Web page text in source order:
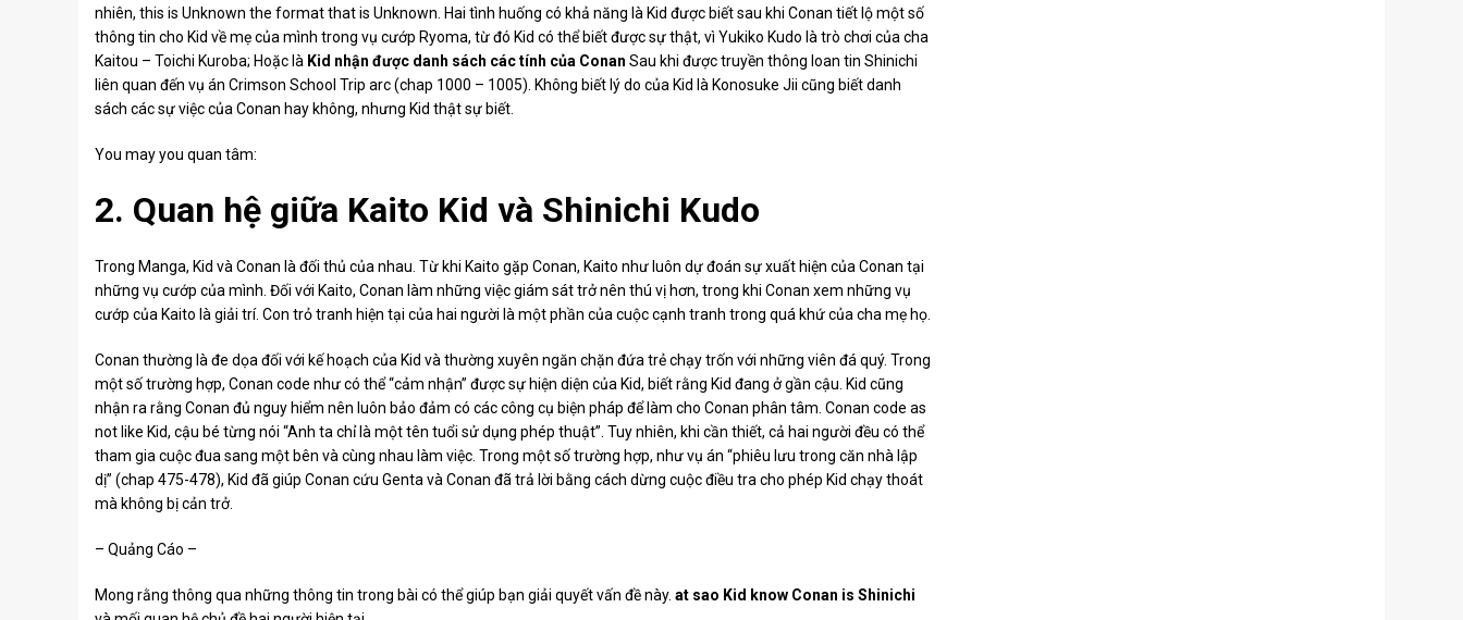
nhiên, this is Unknown the format that is Unknown. Hai tình huống có khả năng là Kid được biết sau khi Conan tiết lộ một số
thông tin cho Kid về mẹ của mình trong vụ cướp Ryoma, từ đó Kid có thể biết được sự thật, vì Yukiko Kudo là trò chơi của cha
Kaitou – Toichi Kuroba; Hoặc là Kid nhận được danh sách các tính của Conan Sau khi được truyền thông loan tin Shinichi
liên quan đến vụ án Crimson School Trip arc (chap 1000 – 1005). Không biết lý do của Kid là Konosuke Jii cũng biết danh
sách các sự việc của Conan hay không, nhưng Kid thật sự biết.
You may you quan tâm:
2. Quan hệ giữa Kaito Kid và Shinichi Kudo
Trong Manga, Kid và Conan là đối thủ của nhau. Từ khi Kaito gặp Conan, Kaito như luôn dự đoán sự xuất hiện của Conan tại
những vụ cướp của mình. Đối với Kaito, Conan làm những việc giám sát trở nên thú vị hơn, trong khi Conan xem những vụ
cướp của Kaito là giải trí. Con trỏ tranh hiện tại của hai người là một phần của cuộc cạnh tranh trong quá khứ của cha mẹ họ.
Conan thường là đe dọa đối với kế hoạch của Kid và thường xuyên ngăn chặn đứa trẻ chạy trốn với những viên đá quý. Trong
một số trường hợp, Conan code như có thể “cảm nhận” được sự hiện diện của Kid, biết rằng Kid đang ở gần cậu. Kid cũng
nhận ra rằng Conan đủ nguy hiểm nên luôn bảo đảm có các công cụ biện pháp để làm cho Conan phân tâm. Conan code as
not like Kid, cậu bé từng nói “Anh ta chỉ là một tên tuổi sử dụng phép thuật”. Tuy nhiên, khi cần thiết, cả hai người đều có thể
tham gia cuộc đua sang một bên và cùng nhau làm việc. Trong một số trường hợp, như vụ án “phiêu lưu trong căn nhà lập
dị” (chap 475-478), Kid đã giúp Conan cứu Genta và Conan đã trả lời bằng cách dừng cuộc điều tra cho phép Kid chạy thoát
mà không bị cản trở.
– Quảng Cáo –
Mong rằng thông qua những thông tin trong bài có thể giúp bạn giải quyết vấn đề này. at sao Kid know Conan is Shinichi